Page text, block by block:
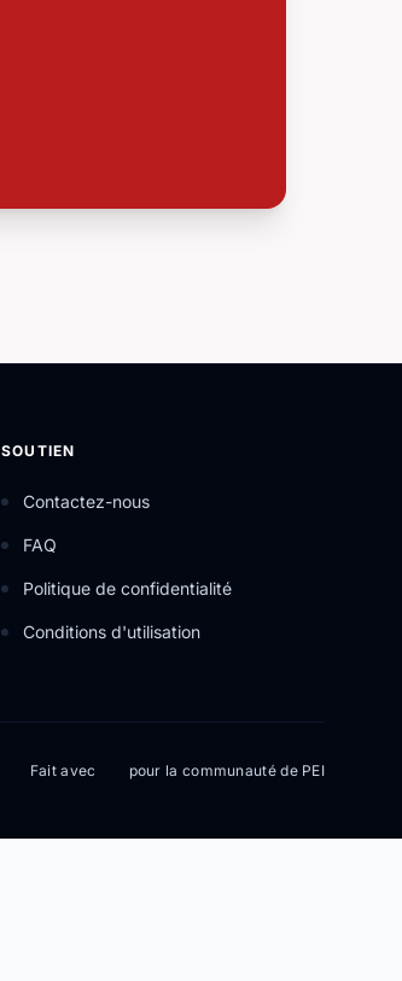
SOUTIEN
Contactez-nous
FAQ
Politique de confidentialité
Conditions d'utilisation
Fait avec pour la communauté de PEI